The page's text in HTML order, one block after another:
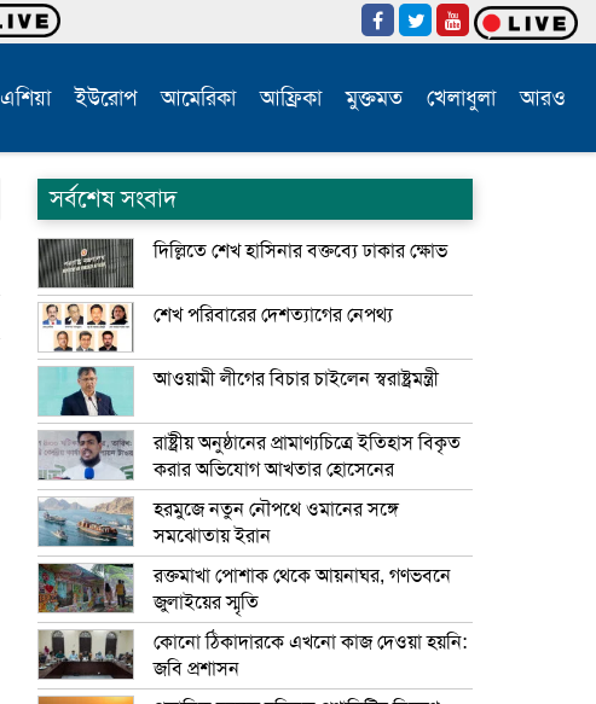
এশিয়া ইউরোপ আমেরিকা আফ্রিকা মুক্তমত খেলাধুলা আরও
সর্বশেষ সংবাদ
দিল্লিতে শেখ হাসিনার বক্তব্যে ঢাকার ক্ষোভ
শেখ পরিবারের দেশত্যাগের নেপথ্য
আওয়ামী লীগের বিচার চাইলেন স্বরাষ্ট্রমন্ত্রী
রাষ্ট্রীয় অনুষ্ঠানের প্রামাণ্যচিত্রে ইতিহাস বিকৃত
করার অভিযোগ আখতার হোসেনের
হরমুজে নতুন নৌপথে ওমানের সঙ্গে
সমঝোতায় ইরান
রক্তমাখা পোশাক থেকে আয়নাঘর, গণভবনে
জুলাইয়ের স্মৃতি
কোনো ঠিকাদারকে এখনো কাজ দেওয়া হয়নি:
জবি প্রশাসন